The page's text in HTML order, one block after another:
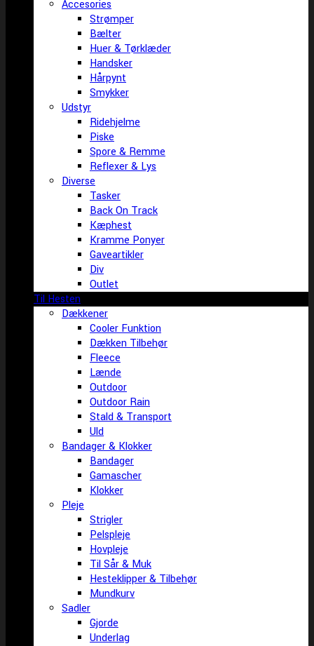
Accesories
Strømper
Bælter
Huer & Tørklæder
Handsker
Hårpynt
Smykker
Udstyr
Ridehjelme
Piske
Spore & Remme
Reflexer & Lys
Diverse
Tasker
Back On Track
Kæphest
Kramme Ponyer
Gaveartikler
Div
Outlet
Til Hesten
Dækkener
Cooler Funktion
Dækken Tilbehør
Fleece
Lænde
Outdoor
Outdoor Rain
Stald & Transport
Uld
Bandager & Klokker
Bandager
Gamascher
Klokker
Pleje
Strigler
Pelspleje
Hovpleje
Til Sår & Muk
Hesteklipper & Tilbehør
Mundkurv
Sadler
Gjorde
Underlag